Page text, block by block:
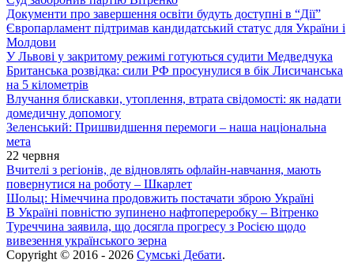
Документи про завершення освіти будуть доступні в “Дії”
Європарламент підтримав кандидатський статус для України і
Молдови
У Львові у закритому режимі готуються судити Медведчука
Британська розвідка: сили РФ просунулися в бік Лисичанська
на 5 кілометрів
Влучання блискавки, утоплення, втрата свідомості: як надати
домедичну допомогу
Зеленський: Пришвидшення перемоги – наша національна
мета
22 червня
Вчителі з регіонів, де відновлять офлайн-навчання, мають
повернутися на роботу – Шкарлет
Шольц: Німеччина продовжить постачати зброю Україні
В Україні повністю зупинено нафтопереробку – Вітренко
Туреччина заявила, що досягла прогресу з Росією щодо
вивезення українського зерна
Copyright © 2016 - 2026 Сумські Дебати.